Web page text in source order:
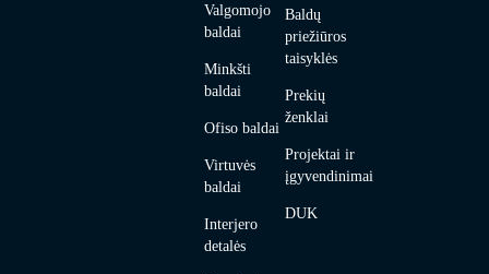
Valgomojo
baldai
Minkšti
baldai
Ofiso baldai
Virtuvės
baldai
Interjero
detalės
Baldų
priežiūros
taisyklės
Prekių
ženklai
Projektai ir
įgyvendinimai
DUK